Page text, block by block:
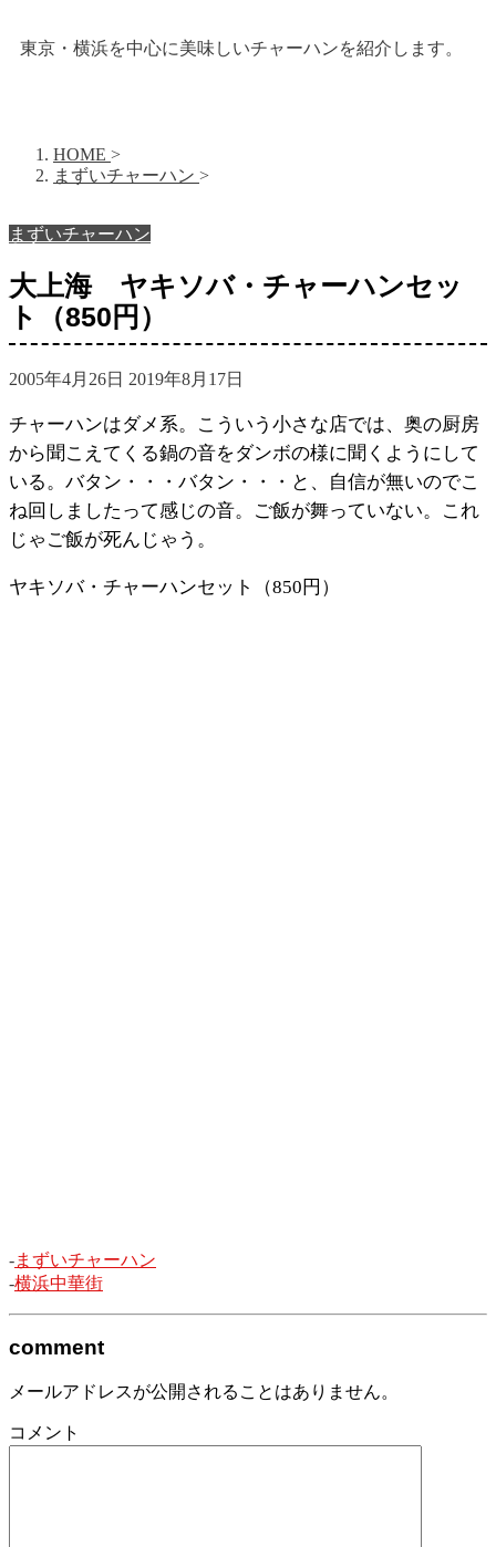
東京・横浜を中心に美味しいチャーハンを紹介します。
HOME >
まずいチャーハン >
まずいチャーハン
大上海 ヤキソバ・チャーハンセッ
ト（850円）
2005年4月26日 2019年8月17日
チャーハンはダメ系。こういう小さな店では、奥の厨房
から聞こえてくる鍋の音をダンボの様に聞くようにして
いる。バタン・・・バタン・・・と、自信が無いのでこ
ね回しましたって感じの音。ご飯が舞っていない。これ
じゃご飯が死んじゃう。
ヤキソバ・チャーハンセット（850円）
-まずいチャーハン
-横浜中華街
comment
メールアドレスが公開されることはありません。
コメント